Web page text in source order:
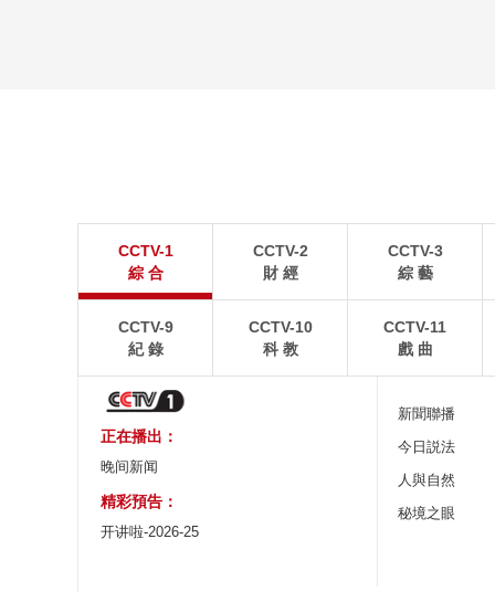
8月2日晚，江蘇張家港香山風景區燈光璀璨，市民和
游客前來賞夜景、逛集市。
8月1日，北京故宮博
CCTV-1
綜 合
CCTV-2
財 經
CCTV-3
綜 藝
CCTV-9
紀 錄
CCTV-10
科 教
CCTV-11
戲 曲
正在播出：
晚间新闻
精彩預告：
开讲啦-2026-25
新聞聯播
今日説法
人與自然
秘境之眼